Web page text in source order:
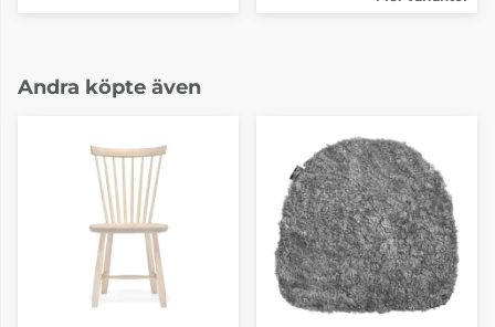
Andra köpte även